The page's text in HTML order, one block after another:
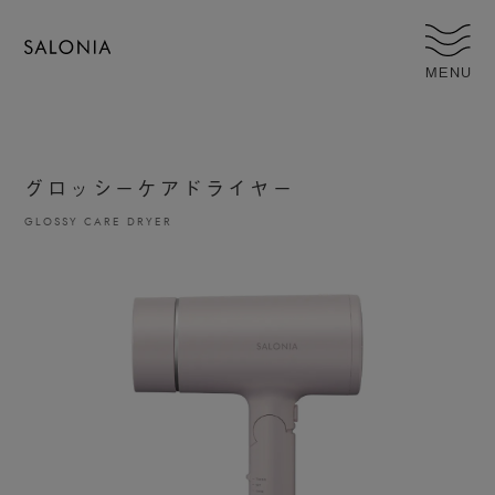
MENU
グロッシーケアドライヤー
GLOSSY CARE DRYER